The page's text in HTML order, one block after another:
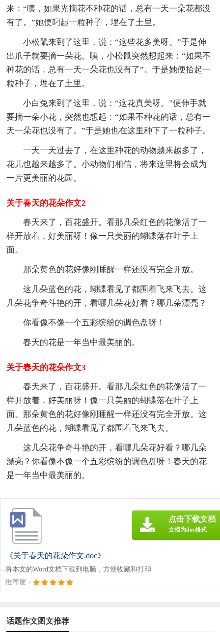
来：“咦，如果光摘花不种花的话，总有一天一朵花都没
有了。”她便叼起一粒种子，埋在了土里。
小松鼠来到了这里，说：“这些花多美呀。”于是伸
出爪子就要摘一朵花。咦，小松鼠突然想起来：“如果不
种花的话，总有一天一朵花也没有了”。于是她便拾起一
粒种子，埋在了土里。
小白兔来到了这里，说：“这花真美呀。”便伸手就
要摘一朵小花，突然也想起：“如果不种花的话，总有一
天一朵花也没有了。”于是她也在这里种下了一粒种子。
一天一天过去了，在这里种花的动物越来越多了，
花儿也越来越多了。小动物们相信，将来这里将会成为
一片更美丽的花园。
关于春天的花朵作文2
春天来了，百花盛开。看那几朵红色的花像活了一
样开放着，好美丽呀！像一只美丽的蝴蝶落在叶子上
面。
那朵黄色的花好像刚睡醒一样还没有完全开放。
这几朵蓝色的花，蝴蝶看见了都围着飞来飞去。这
几朵花争奇斗艳的开，看哪几朵花好看？哪几朵漂亮？
你看像不像一个五彩缤纷的调色盘呀！
春天的花是一年当中最美丽的。
关于春天的花朵作文3
春天来了，百花盛开。看那几朵红色的花像活了一
样开放着，好美丽呀！像一只美丽的蝴蝶落在叶子上
面。那朵黄色的花好像刚睡醒一样还没有完全开放。这
几朵蓝色的花，蝴蝶看见了都围着飞来飞去。
这几朵花争奇斗艳的开，看哪几朵花好看？哪几朵
漂亮？你看像不像一个五彩缤纷的调色盘呀！春天的花
是一年当中最美丽的。
《关于春天的花朵作文.doc》
将本文的Word文档下载到电脑，方便收藏和打印
推荐度：
点击下载文档
文档为doc格式
话题作文图文推荐